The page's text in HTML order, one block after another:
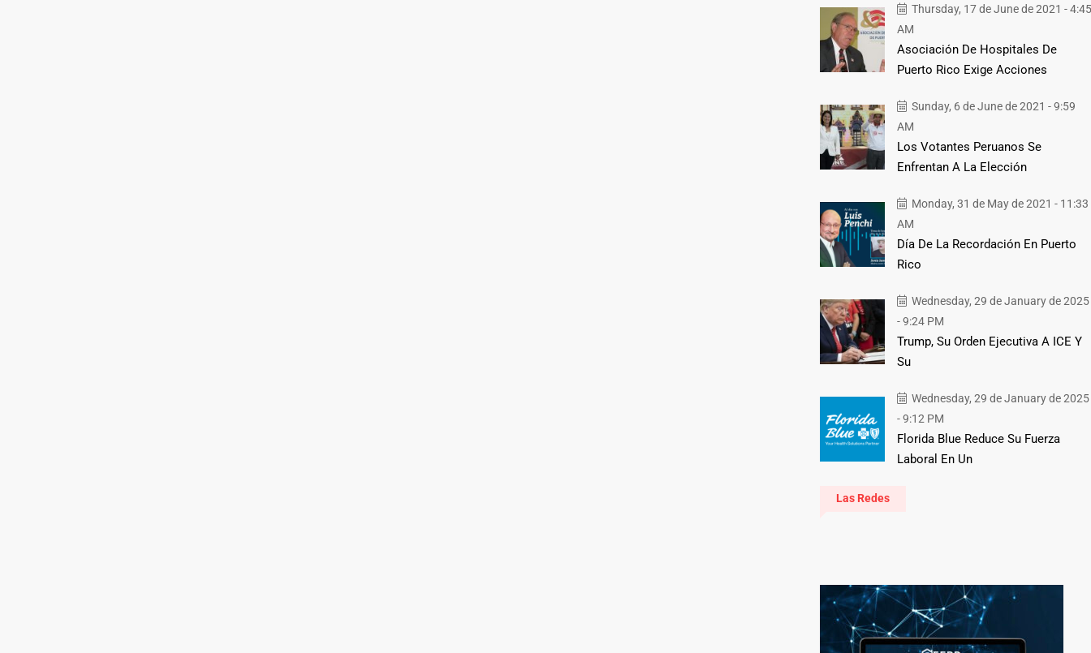
Thursday, 17 de June de 2021 - 4:45
AM
Asociación De Hospitales De
Puerto Rico Exige Acciones
Sunday, 6 de June de 2021 - 9:59
AM
Los Votantes Peruanos Se
Enfrentan A La Elección
Monday, 31 de May de 2021 - 11:33
AM
Día De La Recordación En Puerto
Rico
Wednesday, 29 de January de 2025
- 9:24 PM
Trump, Su Orden Ejecutiva A ICE Y
Su
Wednesday, 29 de January de 2025
- 9:12 PM
Florida Blue Reduce Su Fuerza
Laboral En Un
Las Redes